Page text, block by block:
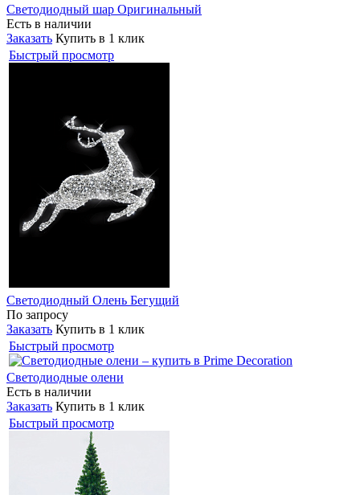
Светодиодный шар Оригинальный
Есть в наличии
Заказать Купить в 1 клик
Быстрый просмотр
Светодиодный Олень Бегущий
По запросу
Заказать Купить в 1 клик
Быстрый просмотр
Светодиодные олени
Есть в наличии
Заказать Купить в 1 клик
Быстрый просмотр